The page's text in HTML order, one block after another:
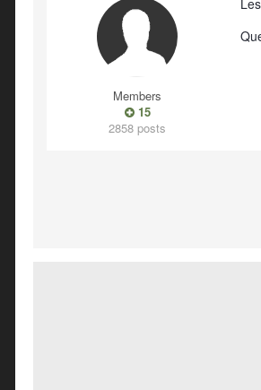
Members
15
2858 posts